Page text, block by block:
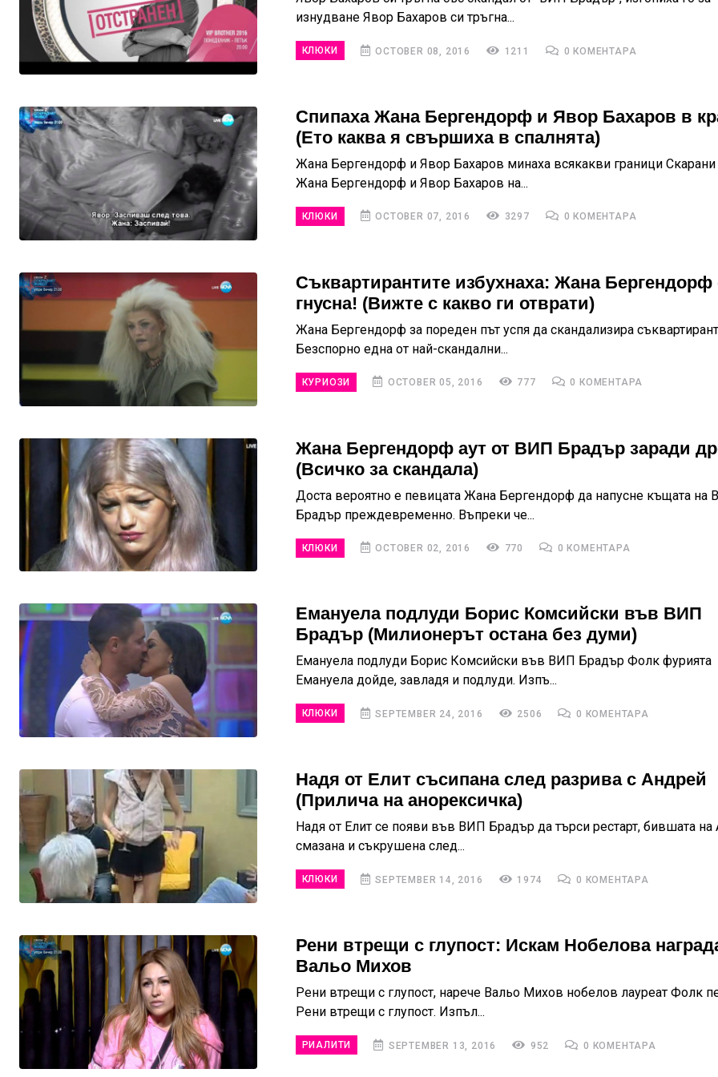
изнудване Явор Бахаров си тръгна...
КЛЮКИ OCTOBER 08, 2016 1211 0 КОМЕНТАРА
Спипаха Жана Бергендорф и Явор Бахаров в
(Ето каква я свършиха в спалнята)
Жана Бергендорф и Явор Бахаров минаха всякакви граници Скарани
Жана Бергендорф и Явор Бахаров на...
КЛЮКИ OCTOBER 07, 2016 3297 0 КОМЕНТАРА
Съквартирантите избухнаха: Жана Бергендорф
гнусна! (Вижте с какво ги отврати)
Жана Бергендорф за пореден път успя да скандализира
Безспорно една от най-скандални...
КУРИОЗИ OCTOBER 05, 2016 777 0 КОМЕНТАРА
Жана Бергендорф аут от ВИП Брадър заради
(Всичко за скандала)
Доста вероятно е певицата Жана Бергендорф да напусне къщата на
Брадър преждевременно. Въпреки че...
КЛЮКИ OCTOBER 02, 2016 770 0 КОМЕНТАРА
Емануела подлуди Борис Комсийски във ВИП
Брадър (Милионерът остана без думи)
Емануела подлуди Борис Комсийски във ВИП Брадър Фолк фурията
Емануела дойде, завладя и подлуди. Изпъ...
КЛЮКИ SEPTEMBER 24, 2016 2506 0 КОМЕНТАРА
Надя от Елит съсипана след разрива с Андрей
(Прилича на анорексичка)
Надя от Елит се появи във ВИП Брадър да търси рестарт, бившата на
смазана и съкрушена след...
КЛЮКИ SEPTEMBER 14, 2016 1974 0 КОМЕНТАРА
Рени втрещи с глупост: Искам Нобелова
Вальо Михов
Рени втрещи с глупост, нарече Вальо Михов нобелов лауреат Фолк
Рени втрещи с глупост. Изпъл...
РИАЛИТИ SEPTEMBER 13, 2016 952 0 КОМЕНТАРА